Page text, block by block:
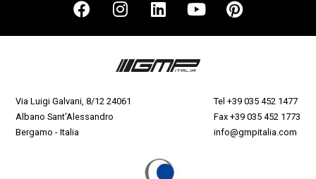
Via Luigi Galvani, 8/12 24061
Albano Sant'Alessandro
Bergamo - Italia
Tel +39 035 452 1477
Fax +39 035 452 1773
info@gmpitalia.com